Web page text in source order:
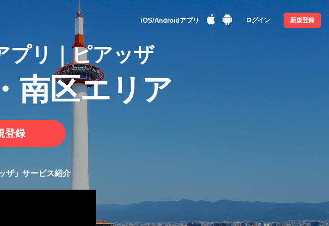
iOS/Androidアプリ ログイン 新規登録
プリ｜ピアッザ
南区エリア
登録
ザ」サービス紹介